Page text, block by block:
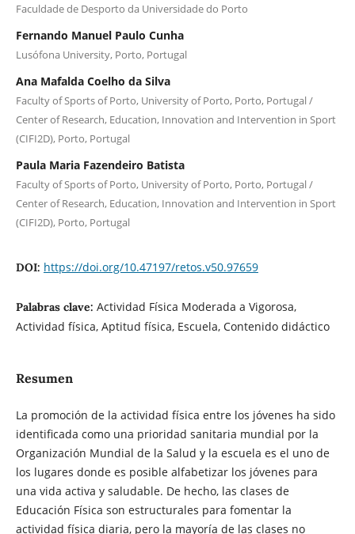
Faculdade de Desporto da Universidade do Porto
Fernando Manuel Paulo Cunha
Lusófona University, Porto, Portugal
Ana Mafalda Coelho da Silva
Faculty of Sports of Porto, University of Porto, Porto, Portugal /
Center of Research, Education, Innovation and Intervention in Sport
(CIFI2D), Porto, Portugal
Paula Maria Fazendeiro Batista
Faculty of Sports of Porto, University of Porto, Porto, Portugal /
Center of Research, Education, Innovation and Intervention in Sport
(CIFI2D), Porto, Portugal
DOI: https://doi.org/10.47197/retos.v50.97659
Palabras clave: Actividad Física Moderada a Vigorosa,
Actividad física, Aptitud física, Escuela, Contenido didáctico
Resumen
La promoción de la actividad física entre los jóvenes ha sido
identificada como una prioridad sanitaria mundial por la
Organización Mundial de la Salud y la escuela es el uno de
los lugares donde es posible alfabetizar los jóvenes para
una vida activa y saludable. De hecho, las clases de
Educación Física son estructurales para fomentar la
actividad física diaria, pero la mayoría de las clases no